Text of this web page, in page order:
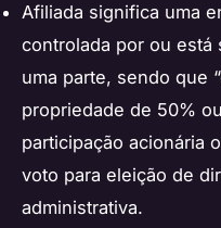
Afiliada significa uma
controlada por ou está
uma parte, sendo que
propriedade de 50%
participação acionária
voto para eleição de
administrativa.